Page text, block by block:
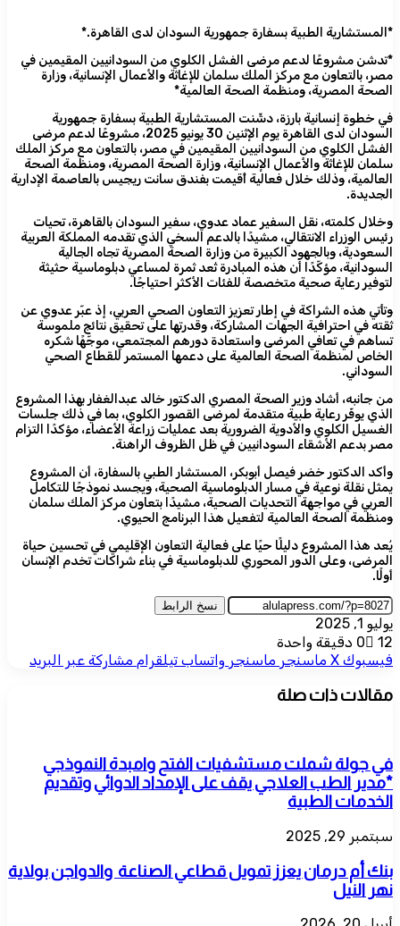
*المستشارية الطبية بسفارة جمهورية السودان لدى القاهرة.*
*تدشن مشروعًا لدعم مرضى الفشل الكلوي من السودانيين المقيمين في
مصر، بالتعاون مع مركز الملك سلمان للإغاثة والأعمال الإنسانية، وزارة
الصحة المصرية، ومنظمة الصحة العالمية*
في خطوة إنسانية بارزة، دشّنت المستشارية الطبية بسفارة جمهورية
السودان لدى القاهرة يوم الإثنين 30 يونيو 2025، مشروعًا لدعم مرضى
الفشل الكلوي من السودانيين المقيمين في مصر، بالتعاون مع مركز الملك
سلمان للإغاثة والأعمال الإنسانية، وزارة الصحة المصرية، ومنظمة الصحة
العالمية، وذلك خلال فعالية أُقيمت بفندق سانت ريجيس بالعاصمة الإدارية
الجديدة.
وخلال كلمته، نقل السفير عماد عدوي، سفير السودان بالقاهرة، تحيات
رئيس الوزراء الانتقالي، مشيدًا بالدعم السخي الذي تقدمه المملكة العربية
السعودية، وبالجهود الكبيرة من وزارة الصحة المصرية تجاه الجالية
السودانية، مؤكّدًا أن هذه المبادرة تُعد ثمرة لمساعي دبلوماسية حثيثة
لتوفير رعاية صحية متخصصة للفئات الأكثر احتياجًا.
وتأتي هذه الشراكة في إطار تعزيز التعاون الصحي العربي، إذ عبّر عدوي عن
ثقته في احترافية الجهات المشاركة، وقدرتها على تحقيق نتائج ملموسة
تساهم في تعافي المرضى واستعادة دورهم المجتمعي، موجّهًا شكره
الخاص لمنظمة الصحة العالمية على دعمها المستمر للقطاع الصحي
السوداني.
من جانبه، أشاد وزير الصحة المصري الدكتور خالد عبدالغفار بهذا المشروع
الذي يوفّر رعاية طبية متقدمة لمرضى القصور الكلوي، بما في ذلك جلسات
الغسيل الكلوي والأدوية الضرورية بعد عمليات زراعة الأعضاء، مؤكدًا التزام
مصر بدعم الأشقاء السودانيين في ظل الظروف الراهنة.
وأكد الدكتور خضر فيصل أبوبكر، المستشار الطبي بالسفارة، أن المشروع
يمثل نقلة نوعية في مسار الدبلوماسية الصحية، ويجسد نموذجًا للتكامل
العربي في مواجهة التحديات الصحية، مشيدًا بتعاون مركز الملك سلمان
ومنظمة الصحة العالمية لتفعيل هذا البرنامج الحيوي.
يُعد هذا المشروع دليلًا حيًا على فعالية التعاون الإقليمي في تحسين حياة
المرضى، وعلى الدور المحوري للدبلوماسية في بناء شراكات تخدم الإنسان
أولًا.
نسخ الرابط
يوليو 1, 2025
0
12
دقيقة واحدة
فيسبوك ‫X ماسنجر ماسنجر واتساب تيلقرام مشاركة عبر البريد
مقالات ذات صلة
في جولة شملت مستشفيات الفتح وامبدة النموذجي
*مدير الطب العلاجي يقف على الإمداد الدوائي وتقديم
الخدمات الطبية
سبتمبر 29, 2025
بنك أم درمان يعزز تمويل قطاعي الصناعة والدواجن بولاية
نهر النيل